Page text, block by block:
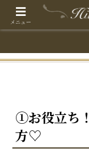
①お役立ち
方♡
メニュー